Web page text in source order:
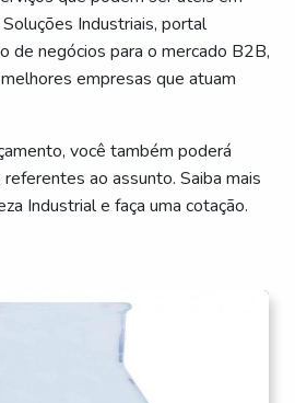
Industriais, portal
de negócios para o mercado B2B,
empresas que atuam
você também poderá
ao assunto. Saiba mais
Industrial e faça uma cotação.